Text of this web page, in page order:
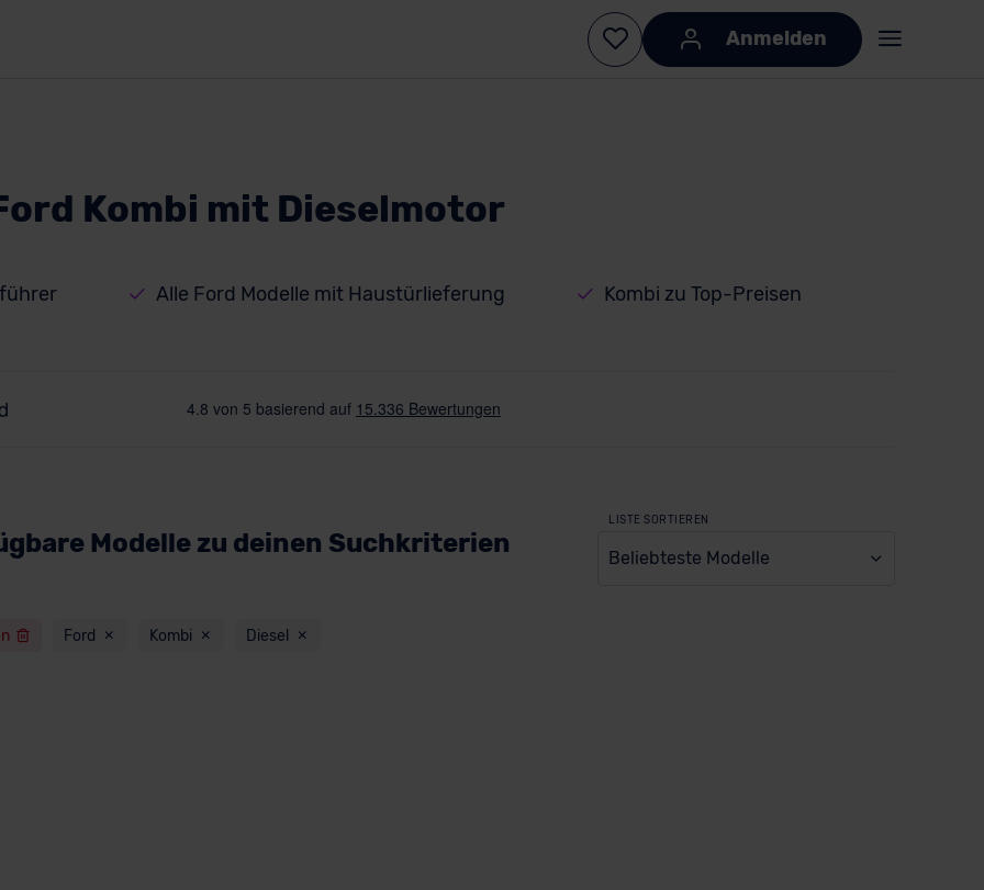
Anmelden
Kombi mit Dieselmotor
Alle Ford Modelle mit Haustürlieferung Kombi zu Top-Preisen
Modelle zu deinen Suchkriterien
LISTE SORTIEREN
Beliebteste Modelle
Ford Kombi Diesel